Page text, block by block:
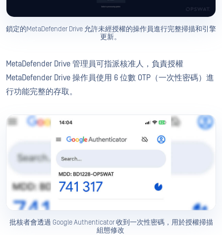
鎖定的MetaDefender Drive 允許未經授權的操作員進行完整掃描和引擎
更新。
MetaDefender Drive 管理員可指派核准人，負責授權
MetaDefender Drive 操作員使用 6 位數 OTP（一次性密碼）進
行功能完整的存取。
批核者會透過 Google Authenticator 收到一次性密碼，用於授權掃描
組態修改